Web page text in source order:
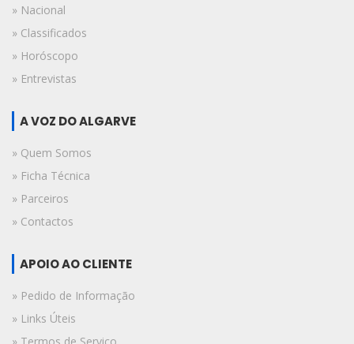
» Nacional
» Classificados
» Horóscopo
» Entrevistas
A VOZ DO ALGARVE
» Quem Somos
» Ficha Técnica
» Parceiros
» Contactos
APOIO AO CLIENTE
» Pedido de Informação
» Links Úteis